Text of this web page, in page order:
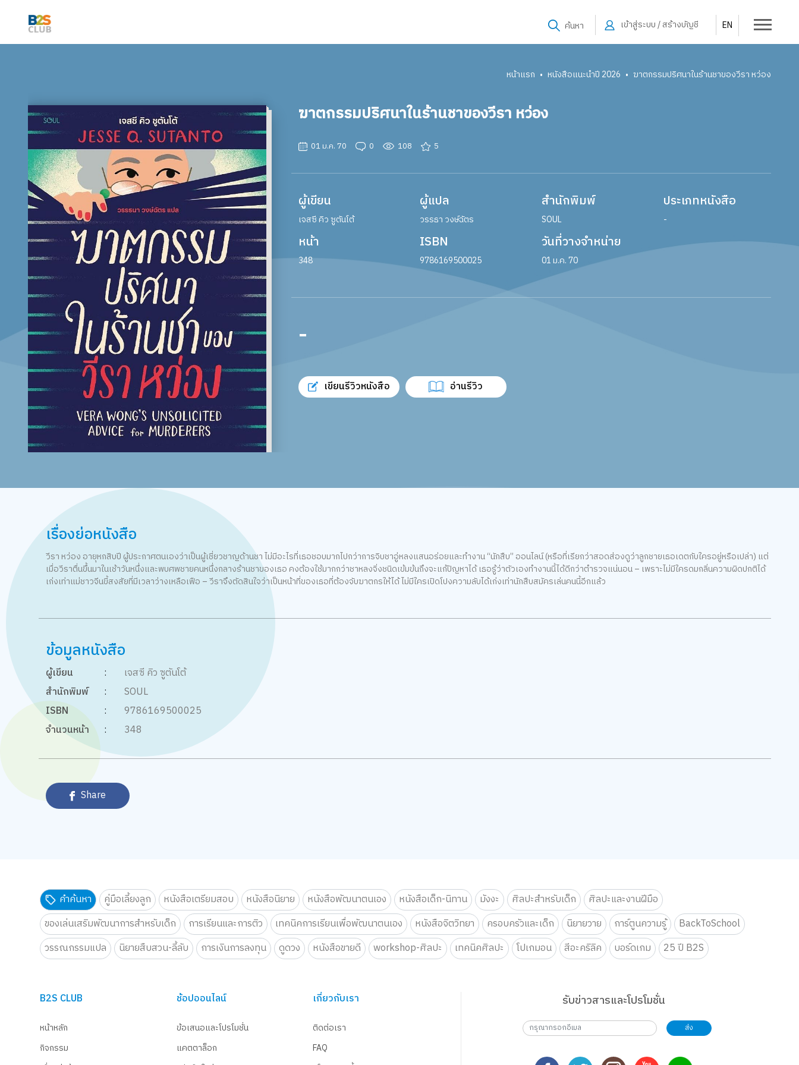
ค้นหา เข้าสู่ระบบ / สร้างบัญชี EN
หน้าแรก • หนังสือแนะนำปี 2026 • ฆาตกรรมปริศนาในร้านชาของวีรา หว่อง
ฆาตกรรมปริศนาในร้านชาของวีรา หว่อง
01 ม.ค. 70 0 108 5
ผู้เขียน
เจสซี คิว ซูตันโต้
ผู้แปล
วรรธา วงษ์ฉัตร
สำนักพิมพ์
SOUL
ประเภทหนังสือ
-
หน้า
348
ISBN
9786169500025
วันที่วางจำหน่าย
01 ม.ค. 70
-
เขียนรีวิวหนังสือ อ่านรีวิว
เรื่องย่อหนังสือ
วีรา หว่อง อายุหกสิบปี ผู้ประกาศตนเองว่าเป็นผู้เชี่ยวชาญด้านชา ไม่มีอะไรที่เธอชอบมากไปกว่าการจิบชาอู่หลงแสนอร่อยและทำงาน “นักสืบ” ออนไลน์ (หรือที่เรียกว่าสอดส่องดูว่าลูกชายเธอเดตกับใครอยู่หรือเปล่า) แต่
เมื่อวีราตื่นขึ้นมาในเช้าวันหนึ่งและพบศพชายคนหนึ่งกลางร้านชาของเธอ คงต้องใช้มากกว่าชาหลงจิ่งชนิดเข้มข้นถึงจะแก้ปัญหาได้ เธอรู้ว่าตัวเองทำงานนี้ได้ดีกว่าตำรวจแน่นอน – เพราะไม่มีใครดมกลิ่นความผิดปกติได้
เก่งเท่าแม่ชาวจีนขี้สงสัยที่มีเวลาว่างเหลือเฟือ – วีราจึงตัดสินใจว่าเป็นหน้าที่ของเธอที่ต้องจับฆาตกรให้ได้ ไม่มีใครเปิดโปงความลับได้เก่งเท่านักสืบสมัครเล่นคนนี้อีกแล้ว
ข้อมูลหนังสือ
ผู้เขียน :
เจสซี คิว ซูตันโต้
สำนักพิมพ์
:
SOUL
ISBN
:
9786169500025
จำนวนหน้า
: 348
Share
คำค้นหา คู่มือเลี้ยงลูก หนังสือเตรียมสอบ หนังสือนิยาย หนังสือพัฒนาตนเอง หนังสือเด็ก-นิทาน มังงะ ศิลปะสำหรับเด็ก
ศิลปะและงานฝีมือ
ของเล่นเสริมพัฒนาการสำหรับเด็ก
การเรียนและการติว เทคนิคการเรียนเพื่อพัฒนาตนเอง หนังสือจิตวิทยา ครอบครัวและเด็ก นิยายวาย การ์ตูนความรู้
BackToSchool
วรรณกรรมแปล
นิยายสืบสวน-ลี้ลับ การเงินการลงทุน ดูดวง หนังสือขายดี workshop-ศิลปะ เทคนิคศิลปะ โปเกมอน สีอะคริลิค บอร์ดเกม 25 ปี B2S
B2S CLUB
หน้าหลัก
กิจกรรม
ช้อปออนไลน์
ข้อเสนอและโปรโมชั่น
แคตตาล็อก
เกี่ยวกับเรา
ติดต่อเรา
FAQ
รับข่าวสารและโปรโมชั่น
ส่ง